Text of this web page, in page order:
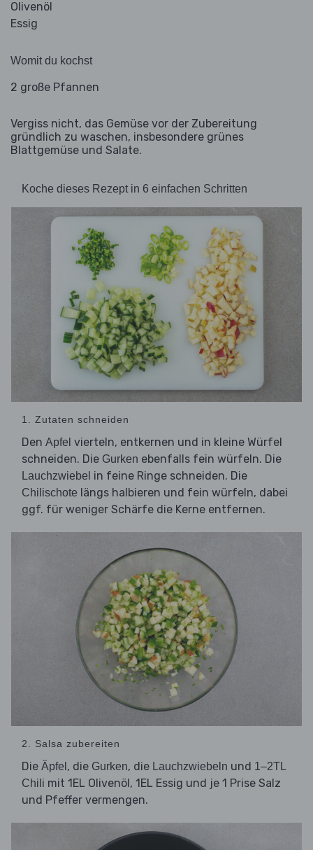
Olivenöl
Essig
Womit du kochst
2 große Pfannen
Vergiss nicht, das Gemüse vor der Zubereitung
gründlich zu waschen, insbesondere grünes
Blattgemüse und Salate.
Koche dieses Rezept in 6 einfachen Schritten
1. Zutaten schneiden
Den Apfel vierteln, entkernen und in kleine Würfel
schneiden. Die Gurken ebenfalls fein würfeln. Die
Lauchzwiebel in feine Ringe schneiden. Die
Chilischote längs halbieren und fein würfeln, dabei
ggf. für weniger Schärfe die Kerne entfernen.
2. Salsa zubereiten
Die Äpfel , die Gurken, die Lauchzwiebeln und 1–2TL
Chili mit 1EL Olivenöl, 1EL Essig und je 1 Prise Salz
und Pfeffer vermengen.